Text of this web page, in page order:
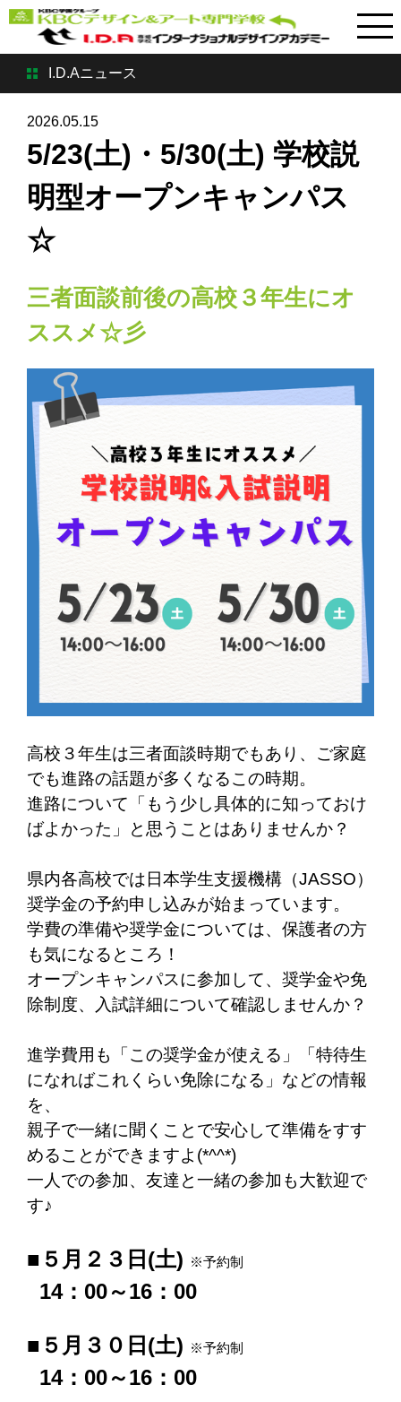
I.D.Aニュース
2026.05.15
5/23(土)・5/30(土) 学校説
明型オープンキャンパス
☆
三者面談前後の高校３年生にオ
ススメ☆彡
高校３年生は三者面談時期でもあり、ご家庭
でも進路の話題が多くなるこの時期。
進路について「もう少し具体的に知っておけ
ばよかった」と思うことはありませんか？
県内各高校では日本学生支援機構（JASSO）
奨学金の予約申し込みが始まっています。
学費の準備や奨学金については、保護者の方
も気になるところ！
オープンキャンパスに参加して、奨学金や免
除制度、入試詳細について確認しませんか？
進学費用も「この奨学金が使える」「特待生
になればこれくらい免除になる」などの情報
を、
親子で一緒に聞くことで安心して準備をすす
めることができますよ(*^^*)
一人での参加、友達と一緒の参加も大歓迎で
す♪
■５月２３日(土) ※予約制
14：00～16：00
■５月３０日(土) ※予約制
14：00～16：00